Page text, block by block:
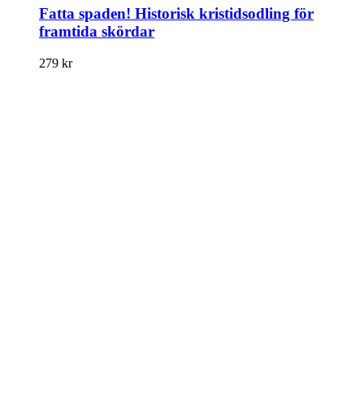
Fatta spaden! Historisk kristidsodling för
framtida skördar
279 kr